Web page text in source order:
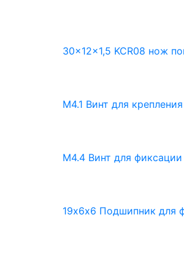
30x12x1,5 KCR08 нож
М4.1 Винт для
М4.4 Винт для
19х6х6 Подшипник для